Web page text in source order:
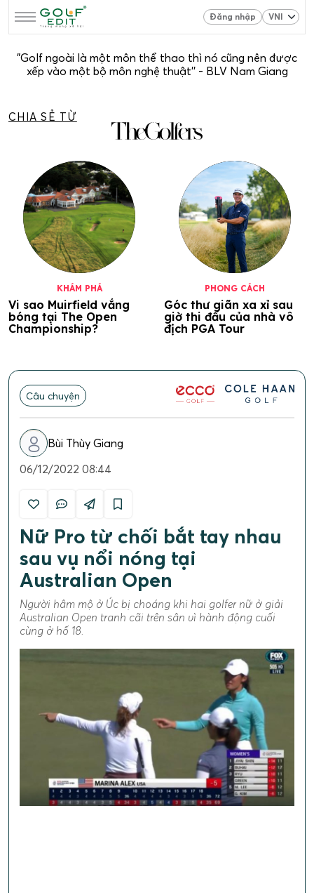
Đăng nhập
"Golf ngoài là một môn thể thao thì nó cũng nên được
xếp vào một bộ môn nghệ thuật'' - BLV Nam Giang
CHIA SẺ TỪ
KHÁM PHÁ
Vi sao Muirfield vắng
bóng tại The Open
Championship?
PHONG CÁCH
Góc thư giãn xa xỉ sau
giờ thi đấu của nhà vô
địch PGA Tour
Câu chuyện
Bùi Thùy Giang
06/12/2022 08:44
Nữ Pro từ chối bắt tay nhau
sau vụ nổi nóng tại
Australian Open
Người hâm mộ ở Úc bị choáng khi hai golfer nữ ở giải
Australian Open tranh cãi trên sân vì hành động cuối
cùng ở hố 18.